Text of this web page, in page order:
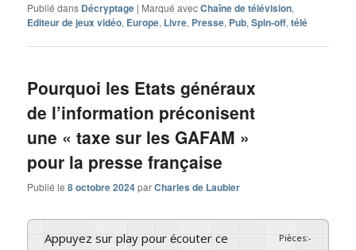
Publié dans Décryptage | Marqué avecChaîne de télévision,
Editeur de jeux vidéo, Europe, Livre, Presse, Pub,Spin-off,télé
Pourquoi les Etats généraux
de l’information préconisent
une « taxe sur les GAFAM »
pour la presse française
Publié le8 octobre 2024parCharles de Laubier
Appuyez sur play pour écouter ce
Pièces:-